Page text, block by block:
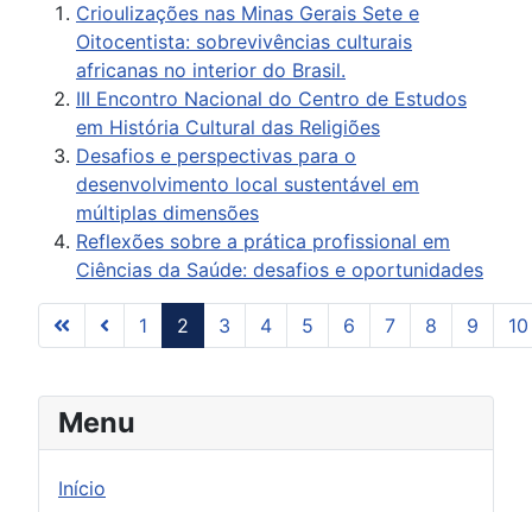
Crioulizações nas Minas Gerais Sete e
Oitocentista: sobrevivências culturais
africanas no interior do Brasil.
III Encontro Nacional do Centro de Estudos
em História Cultural das Religiões
Desafios e perspectivas para o
desenvolvimento local sustentável em
múltiplas dimensões
Reflexões sobre a prática profissional em
Ciências da Saúde: desafios e oportunidades
Página 2 de 31
1 2 3 4 5 6 7 8 9 10
Menu
Início